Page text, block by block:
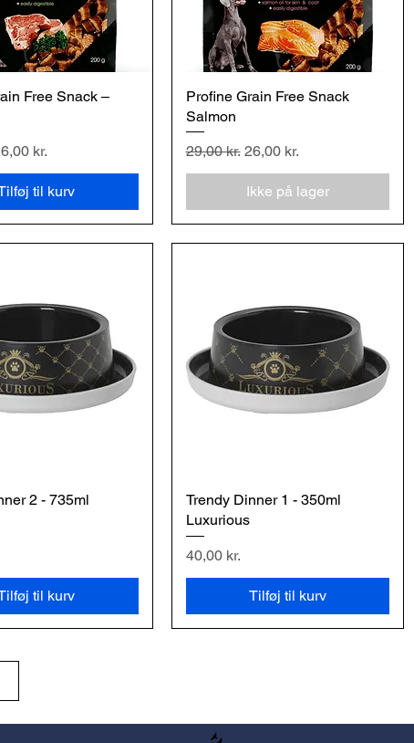
Free Snack –
kr.
til kurv
Hurtigvisning
Profine Grain Free Snack
Salmon
Regulær pris
29,00 kr. Salgspris
26,00 kr.
Ikke på lager
2 - 735ml
til kurv
Hurtigvisning
Trendy Dinner 1 - 350ml
Luxurious
Pris
40,00 kr.
Tilføj til kurv